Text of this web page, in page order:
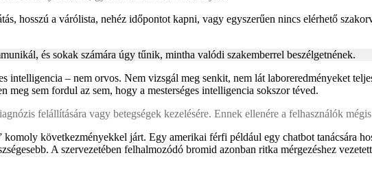
hosszú a várólista, nehéz időpontot kapni, vagy egyszerűen nincs elérhető
és sokak számára úgy tűnik, mintha valódi szakemberrel beszélgetnének.
intelligencia – nem orvos. Nem vizsgál meg senkit, nem lát laboreredményeket
sem fordul az sem, hogy a mesterséges intelligencia sokszor téved.
felállítására vagy betegségek kezelésére. Ennek ellenére a felhasználók
következményekkel járt. Egy amerikai férfi például egy chatbot tanácsára
A szervezetében felhalmozódó bromid azonban ritka mérgezéshez